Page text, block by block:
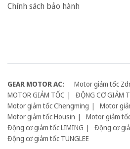
Chính sách bảo hành
GEAR MOTOR AC:
Motor giảm tốc
MOTOR GIẢM TỐC
ĐỘNG CƠ GIẢM
Motor giảm tốc Chengming
Motor
Motor giảm tốc Housin
Motor giảm
Động cơ giảm tốc LIMING
Động cơ
Động cơ giảm tốc TUNGLEE